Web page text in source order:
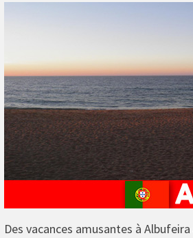
Des vacances amusantes à